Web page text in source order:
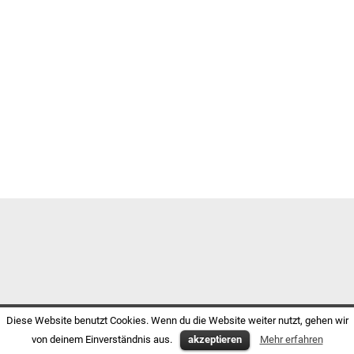
Diese Website benutzt Cookies. Wenn du die Website weiter nutzt, gehen wir
von deinem Einverständnis aus.
akzeptieren Mehr erfahren